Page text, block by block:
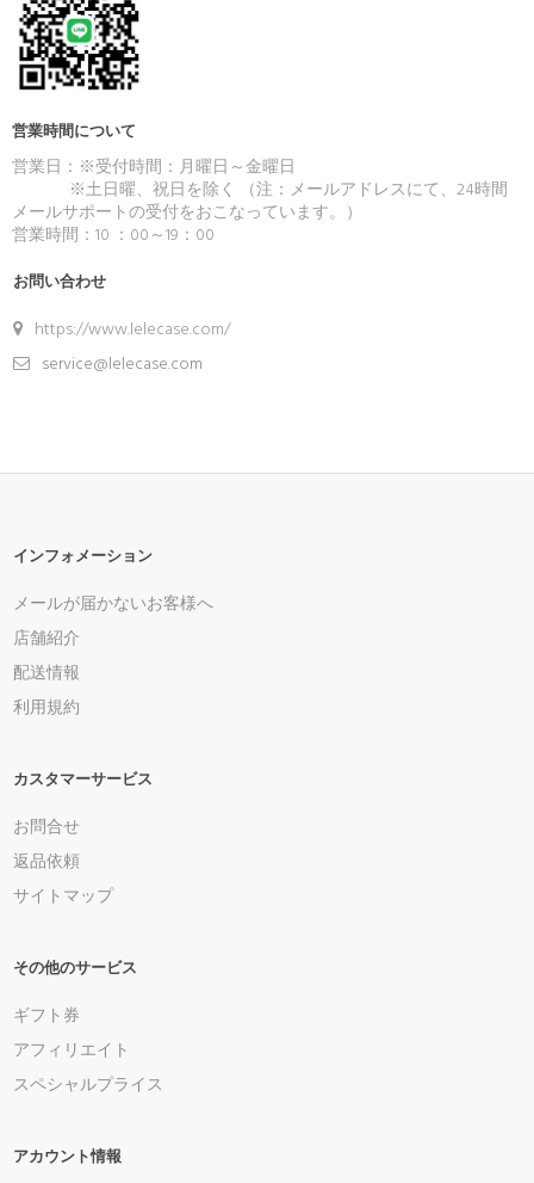
営業時間について
営業日：※受付時間：月曜日～金曜日
※土日曜、祝日を除く （注：メールアドレスにて、24時間
メールサポートの受付をおこなっています。）
営業時間：10 ：00～19：00
お問い合わせ
https://www.lelecase.com/
service@lelecase.com
インフォメーション
メールが届かないお客様へ
店舗紹介
配送情報
利用規約
カスタマーサービス
お問合せ
返品依頼
サイトマップ
その他のサービス
ギフト券
アフィリエイト
スペシャルプライス
アカウント情報